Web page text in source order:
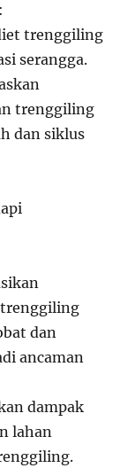
trenggiling
serangga.
trenggiling
dan siklus
trenggiling
dan
ancaman
dampak
lahan